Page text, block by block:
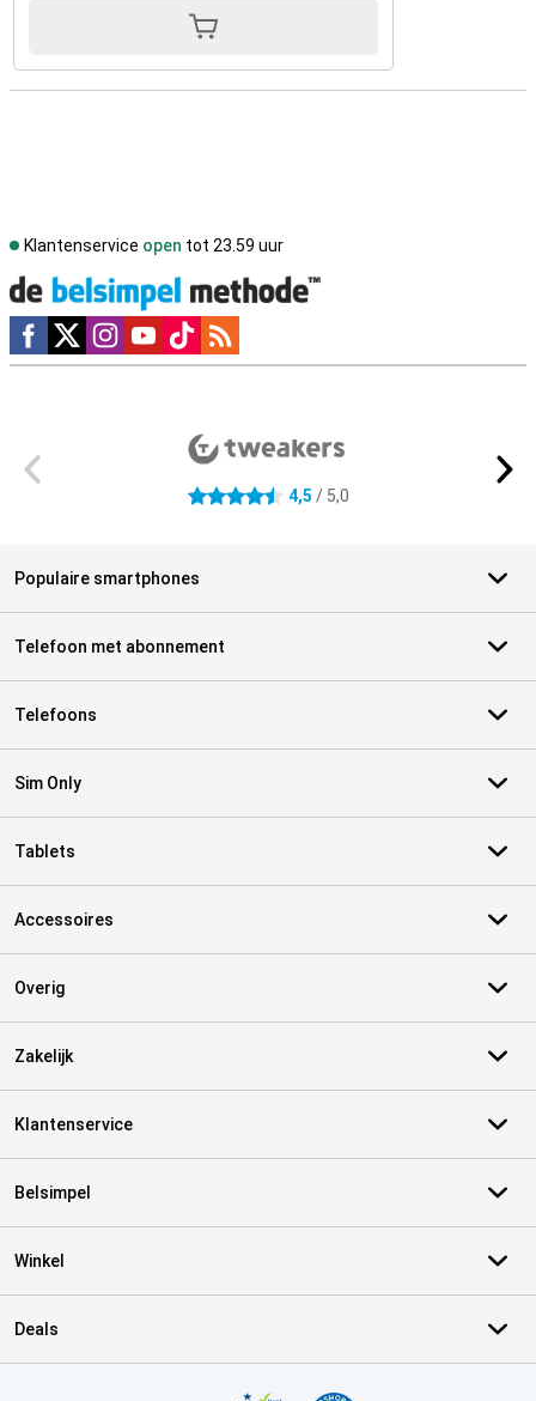
Klantenservice open tot 23.59 uur
Social media
4.5 sterren 4,5 / 5,0
Populaire smartphones
Telefoon met abonnement
Telefoons
Sim Only
Tablets
Accessoires
Overig
Zakelijk
Klantenservice
Belsimpel
Winkel
Deals